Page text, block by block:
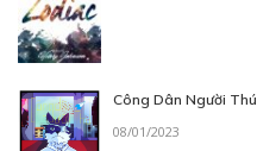
Công Dân Người Thú
08/01/2023